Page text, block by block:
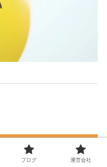
ブログ 運営会社